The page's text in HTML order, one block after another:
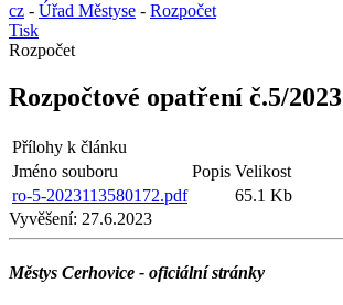
cz - Úřad Městyse - Rozpočet
Tisk
Rozpočet
Rozpočtové opatření č.5/2023
Přílohy k článku
Jméno souboru
Popis Velikost
ro-5-2023113580172.pdf
65.1 Kb
Vyvěšení: 27.6.2023
Městys Cerhovice - oficiální stránky